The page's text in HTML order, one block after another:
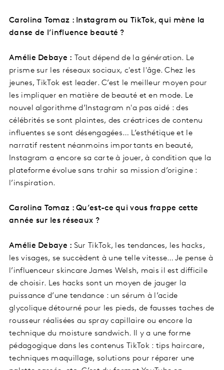
Carolina Tomaz : Instagram ou TikTok, qui mène la
danse de l’influence beauté ?
Amélie Debaye : Tout dépend de la génération. Le
prisme sur les réseaux sociaux, c'est l'âge. Chez les
jeunes, TikTok est leader. C’est le meilleur moyen pour
les impliquer en matière de beauté et en mode. Le
nouvel algorithme d’Instagram n'a pas aidé : des
célébrités se sont plaintes, des créatrices de contenu
influentes se sont désengagées… L’esthétique et le
narratif restent néanmoins importants en beauté,
Instagram a encore sa carte à jouer, à condition que la
plateforme évolue sans trahir sa mission d’origine :
l’inspiration.
Carolina Tomaz : Qu’est-ce qui vous frappe cette
année sur les réseaux ?
Amélie Debaye : Sur TikTok, les tendances, les hacks,
les visages, se succèdent à une telle vitesse… Je pense à
l’influenceur skincare James Welsh, mais il est difficile
de choisir. Les hacks sont un moyen de jauger la
puissance d’une tendance : un sérum à l’acide
glycolique détourné pour les pieds, de fausses taches de
rousseur réalisées au spray capillaire ou encore la
technique du moisture sandwich. Il y a une forme
pédagogique dans les contenus TikTok : tips haircare,
techniques maquillage, solutions pour réparer une